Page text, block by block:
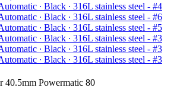
40.5mm Powermatic 80